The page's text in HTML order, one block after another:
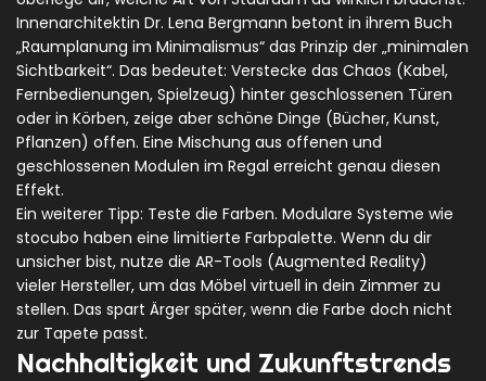
Innenarchitektin Dr. Lena Bergmann betont in ihrem Buch
„Raumplanung im Minimalismus“ das Prinzip der „minimalen
Sichtbarkeit“. Das bedeutet: Verstecke das Chaos (Kabel,
Fernbedienungen, Spielzeug) hinter geschlossenen Türen
oder in Körben, zeige aber schöne Dinge (Bücher, Kunst,
Pflanzen) offen. Eine Mischung aus offenen und
geschlossenen Modulen im Regal erreicht genau diesen
Effekt.
Ein weiterer Tipp: Teste die Farben. Modulare Systeme wie
stocubo haben eine limitierte Farbpalette. Wenn du dir
unsicher bist, nutze die AR-Tools (Augmented Reality)
vieler Hersteller, um das Möbel virtuell in dein Zimmer zu
stellen. Das spart Ärger später, wenn die Farbe doch nicht
zur Tapete passt.
Nachhaltigkeit und Zukunftstrends